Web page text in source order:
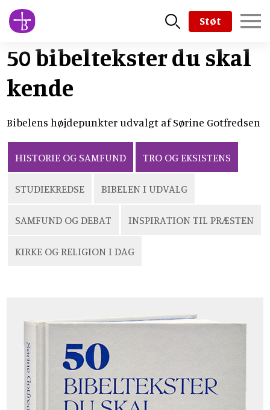
Skip
to
content
Støt
50 bibeltekster du skal
kende
Bibelens højdepunkter udvalgt af Sørine Gotfredsen
HISTORIE OG SAMFUND TRO OG EKSISTENS
STUDIEKREDSE BIBELEN I UDVALG
SAMFUND OG DEBAT INSPIRATION TIL PRÆSTEN
KIRKE OG RELIGION I DAG